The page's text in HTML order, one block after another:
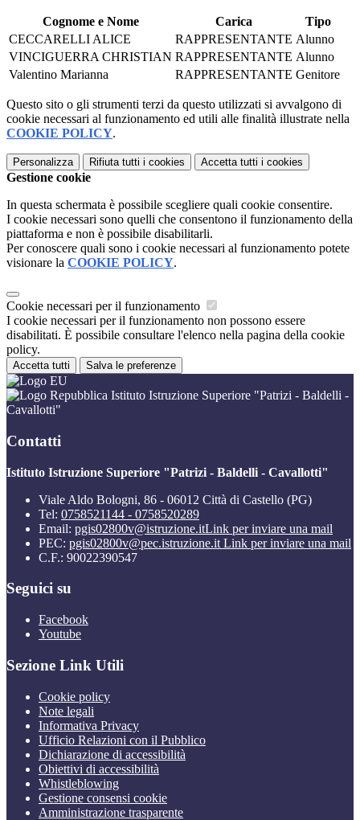
Cognome e Nome Carica
Tipo
CECCARELLI ALICE
RAPPRESENTANTE Alunno
VINCIGUERRA CHRISTIAN RAPPRESENTANTE Alunno
Valentino Marianna
RAPPRESENTANTE Genitore
Questo sito o gli strumenti terzi da questo utilizzati si avvalgono di
cookie necessari al funzionamento ed utili alle finalità illustrate nella
COOKIE POLICY.
Personalizza Rifiuta tutti i cookies Accetta tutti i cookies
Gestione cookie
In questa schermata è possibile scegliere quali cookie consentire.
I cookie necessari sono quelli che consentono il funzionamento della
piattaforma e non è possibile disabilitarli.
Per conoscere quali sono i cookie necessari al funzionamento potete
visionare la COOKIE POLICY.
Cookie necessari per il funzionamento
I cookie necessari per il funzionamento non possono essere
disabilitati. È possibile consultare l'elenco nella pagina della cookie
policy.
Accetta tutti Salva le preferenze
Istituto Istruzione Superiore "Patrizi - Baldelli -
Cavallotti"
Contatti
Istituto Istruzione Superiore "Patrizi - Baldelli - Cavallotti"
Viale Aldo Bologni, 86 - 06012 Città di Castello (PG)
Tel: 0758521144 - 0758520289
Email: pgis02800v@istruzione.itLink per inviare una mail
PEC: pgis02800v@pec.istruzione.it Link per inviare una mail
C.F.: 90022390547
Seguici su
Facebook
Youtube
Sezione Link Utili
Cookie policy
Note legali
Informativa Privacy
Ufficio Relazioni con il Pubblico
Dichiarazione di accessibilità
Obiettivi di accessibilità
Whistleblowing
Gestione consensi cookie
Amministrazione trasparente